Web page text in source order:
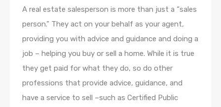
A real estate salesperson is more than just a “sales
person.” They act on your behalf as your agent,
providing you with advice and guidance and doing a
job – helping you buy or sell a home. While it is true
they get paid for what they do, so do other
professions that provide advice, guidance, and
have a service to sell –such as Certified Public